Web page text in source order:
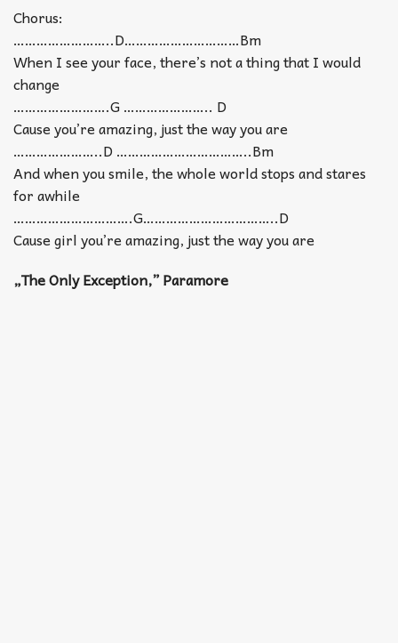
Chorus:
……………………..D…………………………Bm
When I see your face, there’s not a thing that I would
change
…………………….G ………………….. D
Cause you’re amazing, just the way you are
…………………..D ……………………………..Bm
And when you smile, the whole world stops and stares
for awhile
………………………….G……………………………..D
Cause girl you’re amazing, just the way you are
„The Only Exception,” Paramore